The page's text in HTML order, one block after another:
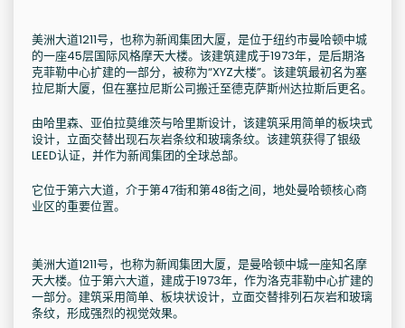
美洲大道1211号，也称为新闻集团大厦，是位于纽约市曼哈顿中城
的一座45层国际风格摩天大楼。该建筑建成于1973年，是后期洛
克菲勒中心扩建的一部分，被称为“XYZ大楼”。该建筑最初名为塞
拉尼斯大厦，但在塞拉尼斯公司搬迁至德克萨斯州达拉斯后更名。
由哈里森、亚伯拉莫维茨与哈里斯设计，该建筑采用简单的板块式
设计，立面交替出现石灰岩条纹和玻璃条纹。该建筑获得了银级
LEED认证，并作为新闻集团的全球总部。
它位于第六大道，介于第47街和第48街之间，地处曼哈顿核心商
业区的重要位置。
美洲大道1211号，也称为新闻集团大厦，是曼哈顿中城一座知名摩
天大楼。位于第六大道，建成于1973年，作为洛克菲勒中心扩建的
一部分。建筑采用简单、板块状设计，立面交替排列石灰岩和玻璃
条纹，形成强烈的视觉效果。